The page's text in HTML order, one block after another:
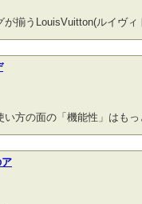
揃うLouisVuitton(ルイヴィ
方の面の「機能性」はも
ア